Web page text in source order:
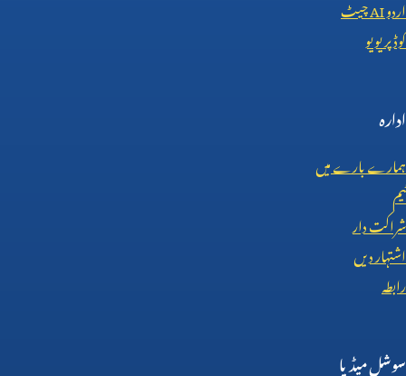
اردوAIچیٹ
کوڈ پریویو
ادارہ
ہمارے بارے میں
ٹیم
شراکت دار
اشتہار دیں
رابطہ
سوشل میڈیا